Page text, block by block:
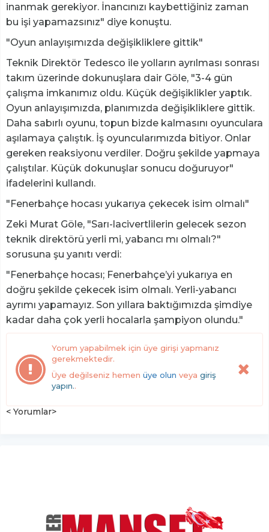
inanmak gerekiyor. İnancınızı kaybettiğiniz zaman
bu işi yapamazsınız" diye konuştu.
"Oyun anlayışımızda değişikliklere gittik"
Teknik Direktör Tedesco ile yolların ayrılması sonrası
takım üzerinde dokunuşlara dair Göle, "3-4 gün
çalışma imkanımız oldu. Küçük değişiklikler yaptık.
Oyun anlayışımızda, planımızda değişikliklere gittik.
Daha sabırlı oyunu, topun bizde kalmasını oyunculara
aşılamaya çalıştık. İş oyuncularımızda bitiyor. Onlar
gereken reaksiyonu verdiler. Doğru şekilde yapmaya
çalıştılar. Küçük dokunuşlar sonucu doğuruyor"
ifadelerini kullandı.
"Fenerbahçe hocası yukarıya çekecek isim olmalı"
Zeki Murat Göle, "Sarı-lacivertlilerin gelecek sezon
teknik direktörü yerli mi, yabancı mı olmalı?"
sorusuna şu yanıtı verdi:
"Fenerbahçe hocası; Fenerbahçe’yi yukarıya en
doğru şekilde çekecek isim olmalı. Yerli-yabancı
ayrımı yapamayız. Son yıllara baktığımızda şimdiye
kadar daha çok yerli hocalarla şampiyon olundu."
Yorum yapabilmek için üye girişi yapmanız
gerekmektedir.
Üye değilseniz hemen üye olun veya giriş
yapın..
< Yorumlar>